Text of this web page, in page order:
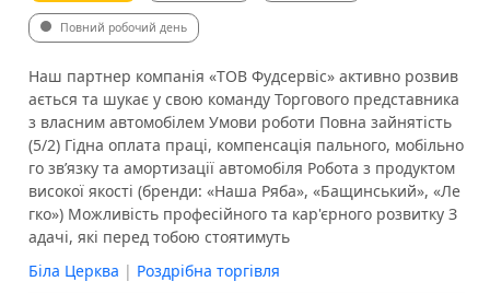
Повний робочий день
Наш партнер компанія «ТОВ Фудсервіс» активно розвив
ається та шукає у свою команду Торгового представника
з власним автомобілем Умови роботи Повна зайнятість
(5/2) Гідна оплата праці, компенсація пального, мобільно
го зв’язку та амортизації автомобіля Робота з продуктом
високої якості (бренди: «Наша Ряба», «Бащинський», «Ле
гко») Можливість професійного та кар'єрного розвитку З
адачі, які перед тобою стоятимуть
Біла Церква | Роздрібна торгівля